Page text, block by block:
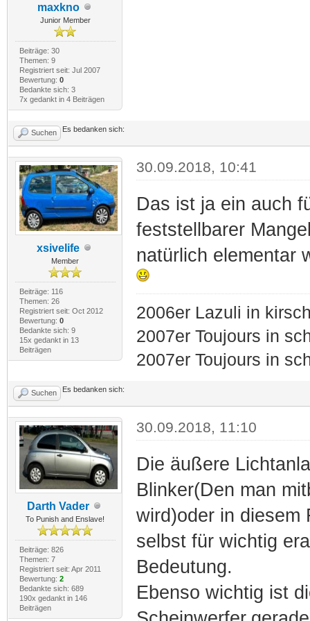
maxkno
Junior Member
Beiträge: 30
Themen: 9
Registriert seit: Jul 2007
Bewertung: 0
Bedankte sich: 3
7x gedankt in 4 Beiträgen
Suchen Es bedanken sich:
xsivelife
Member
Beiträge: 116
Themen: 26
Registriert seit: Oct 2012
Bewertung: 0
Bedankte sich: 9
15x gedankt in 13
Beiträgen
30.09.2018, 10:41
Das ist ja ein auch
feststellbarer
natürlich elementar
2006er Lazuli in
2007er Toujours in
2007er Toujours in
Suchen Es bedanken sich:
Darth Vader
To Punish and Enslave!
Beiträge: 826
Themen: 7
Registriert seit: Apr 2011
Bewertung: 2
Bedankte sich: 689
190x gedankt in 146
Beiträgen
30.09.2018, 11:10
Die äußere
Blinker(Den man
wird)oder in diesem
selbst für wichtig
Bedeutung.
Ebenso wichtig ist